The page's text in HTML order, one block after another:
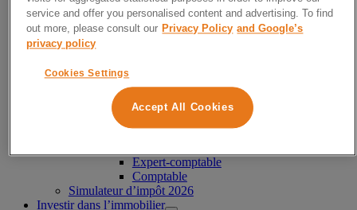
Fiscalité du PEA
Fiscalité du PER
Fiscalité du PEL
Conseiller fiscal
Combien coûte un conseiller fiscal pour
particulier ?
Combien gagne un conseiller fiscal ?
Comment devenir conseiller fiscal ?
Les experts de la fiscalité
Expert-comptable
Comptable
Simulateur d’impôt 2026
Investir dans l’immobilier
service and offer you personalised content and advertising. To find
out more, please consult our Privacy Policy and Google’s
privacy policy
Cookies Settings
Accept All Cookies